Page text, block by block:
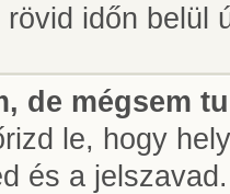
időn belül
de mégsem
le, hogy
és a